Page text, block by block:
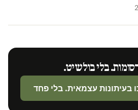
בלי בולשיט.
בעיתונות עצמאית. בלי פחד